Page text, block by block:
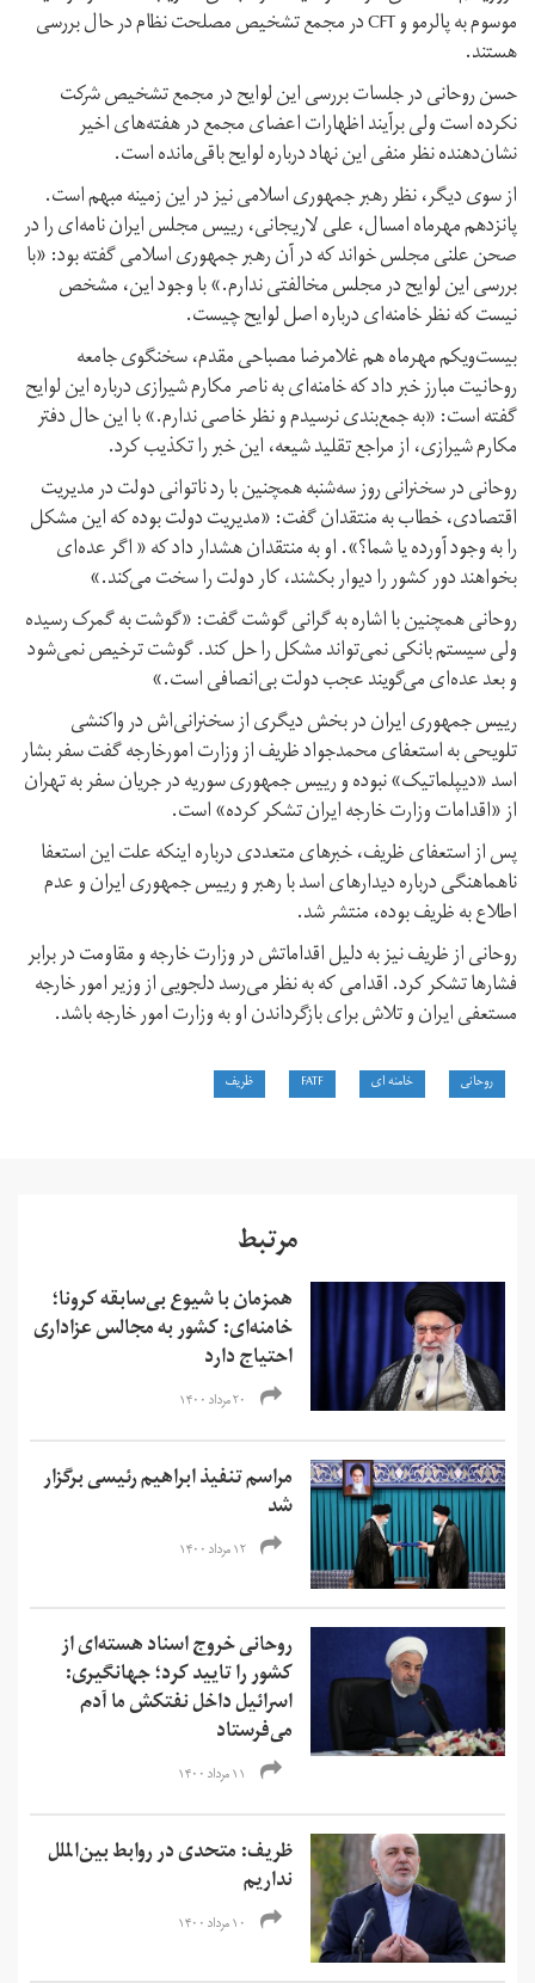
موسوم به پالرمو و CFT در مجمع تشخیص مصلحت نظام در حال بررسی
هستند.
حسن روحانی در جلسات بررسی این لوایح در مجمع تشخیص شرکت
نکرده است ولی برآیند اظهارات اعضای مجمع در هفته‌های اخیر
نشان‌دهنده نظر منفی این نهاد درباره لوایح باقی‌مانده است.
از سوی دیگر، نظر رهبر جمهوری اسلامی نیز در این زمینه مبهم است.
پانزدهم مهرماه امسال، علی لاریجانی، ریيس مجلس ایران نامه‌ای را در
صحن علنی مجلس خواند که در آن رهبر جمهوری اسلامی گفته بود: «با
بررسی این لوایح در مجلس مخالفتی ندارم.» با وجود این،‌ مشخص
نیست که نظر خامنه‌ای درباره اصل لوایح چیست.
بیست‌و‌یکم مهرماه هم غلامرضا مصباحی مقدم، سخنگوی جامعه
روحانیت مبارز خبر داد که خامنه‌ای به ناصر مکارم شیرازی درباره این لوایح
گفته است: «به جمع‌بندی نرسیدم و نظر خاصی ندارم.» با این حال دفتر
مکارم شیرازی، از مراجع تقلید شیعه، این خبر را تکذیب کرد.
روحانی در سخنرانی روز سه‌شنبه همچنین با رد ناتوانی دولت در مدیریت
اقتصادی، خطاب به منتقدان گفت: «مدیریت دولت بوده که این مشکل
را به وجود آورده یا شما؟». او به منتقدان هشدار داد که « اگر عده‌ای
بخواهند دور کشور را دیوار بکشند، کار دولت را سخت می‌کند.»
روحانی همچنین با اشاره به گرانی گوشت گفت: «گوشت به گمرک رسیده
ولی سیستم بانکی نمی‌تواند مشکل را حل کند. گوشت ترخیص نمی‌شود
و بعد عده‌ای می‌گویند عجب دولت بی‌انصافی است.»
ریيس‌ جمهوری ایران در بخش دیگری از سخنرانی‌اش در واکنشی
تلویحی به استعفای محمدجواد ظریف از وزارت امورخارجه گفت سفر بشار
اسد «دیپلماتیک» نبوده و رییس جمهوری سوریه در جریان سفر به تهران
از «اقدامات وزارت خارجه ایران تشکر کرده» است.
پس از استعفای ظریف، خبرهای متعددی درباره اینکه علت این استعفا
ناهماهنگی درباره دیدارهای اسد با رهبر و ریيس‌ جمهوری ایران و عدم
اطلاع به ظریف بوده، منتشر شد.
روحانی از ظریف نیز به دلیل اقداماتش در وزارت خارجه و مقاومت در برابر
فشارها تشکر کرد. اقدامی که به نظر می‌رسد دلجویی از وزیر امور خارجه
مستعفی ایران و تلاش برای بازگرداندن او به وزارت امور خارجه باشد.
روحانی خامنه ای FATF ظریف
مرتبط
همزمان با شیوع بی‌سابقه کرونا؛
خامنه‌ای: کشور به مجالس عزاداری
احتیاج دارد
۲۰ مرداد ۱۴۰۰
مراسم تنفیذ ابراهیم رئیسی برگزار
شد
۱۲ مرداد ۱۴۰۰
روحانی خروج اسناد هسته‌ای از
کشور را تایید کرد؛ جهانگیری:
اسرائیل داخل نفتکش ما آدم
می‌فرستاد
۱۱ مرداد ۱۴۰۰
ظریف: متحدی در روابط بین‌الملل
نداریم
۱۰ مرداد ۱۴۰۰